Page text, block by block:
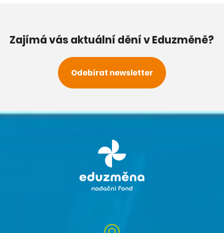
Zajímá vás aktuální dění v Eduzměně?
Odebírat newsletter